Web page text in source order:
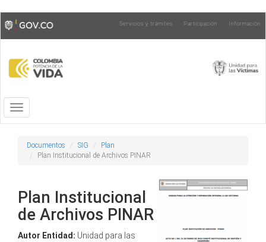
Pasar
al
contenido
Toggle
high
contrast
Servicios y trámites Participación Información
Toggle
navigation
Documentos SIG
Plan
Plan Institucional de Archivos PINAR
Plan Institucional
de Archivos PINAR
Autor Entidad: Unidad para las